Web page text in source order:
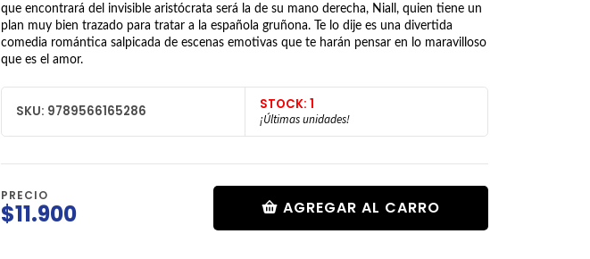
que encontrará del invisible aristócrata será la de su mano derecha, Niall, quien tiene un
plan muy bien trazado para tratar a la española gruñona. Te lo dije es una divertida
comedia romántica salpicada de escenas emotivas que te harán pensar en lo maravilloso
que es el amor.
SKU: 9789566165286 STOCK: 1
¡Últimas unidades!
PRECIO
$11.900 AGREGAR AL CARRO